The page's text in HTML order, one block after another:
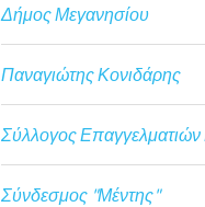
Δήμος Μεγανησίου
Παναγιώτης Κονιδάρης
Σύλλογος
Σύνδεσμος "Μέντης"